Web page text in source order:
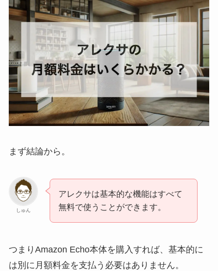
まず結論から。
しゅん
アレクサは基本的な機能はすべて
無料で使うことができます。
つまりAmazon Echo本体を購入すれば、基本的に
は別に月額料金を支払う必要はありません。